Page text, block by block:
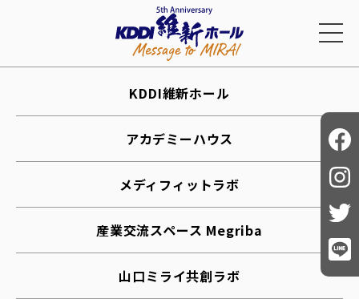
KDDI維新ホール
アカデミーハウス
メディフィットラボ
産業交流スペース Megriba
山口ミライ共創ラボ